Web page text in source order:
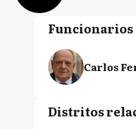
Carlos
Distritos